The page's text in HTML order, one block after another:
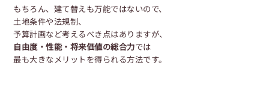
もちろん、建て替えも万能ではないので、
土地条件や法規制、
予算計画など考えるべき点はありますが、
自由度・性能・将来価値の総合力では
最も大きなメリットを得られる方法です。